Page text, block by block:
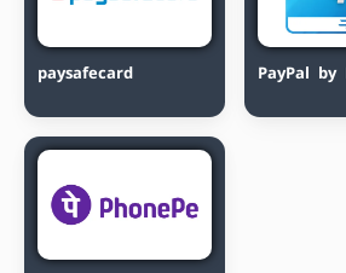
paysafecard PayPal by